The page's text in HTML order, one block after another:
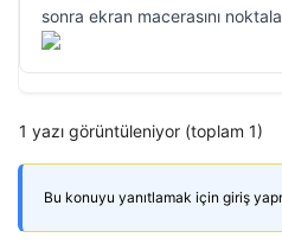
sonra ekran macerasını
1 yazı görüntüleniyor (toplam 1)
Bu konuyu yanıtlamak için giriş